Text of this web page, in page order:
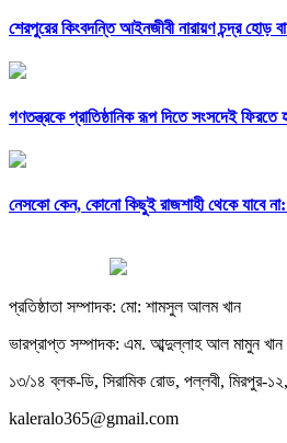
শেরপুরের কিংবদন্তি আইনজীবী নারায়ণ চন্দ্র হোড়
গণতন্ত্রকে প্রাতিষ্ঠানিক রূপ দিতে সংসদেই ফিরতে
নেসকো কেন, কোনো কিছুই রাজশাহী থেকে যাবে না:
প্রতিষ্ঠাতা সম্পাদক: মো: শামসুল আলম খান
ভারপ্রাপ্ত সম্পাদক: এম. আব্দুল্লাহ আল মামুন খান
১৩/১৪ ব্লক-ডি, সিরামিক রোড, পল্লবী, মিরপুর-
kaleralo365@gmail.com